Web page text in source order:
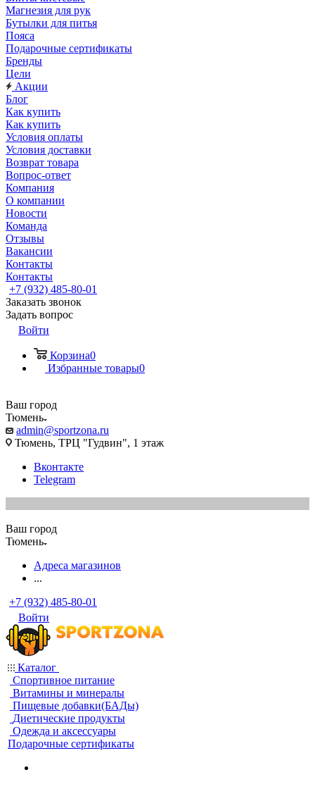
Магнезия для рук
Бутылки для питья
Пояса
Подарочные сертификаты
Бренды
Цели
Акции
Блог
Как купить
Как купить
Условия оплаты
Условия доставки
Возврат товара
Вопрос-ответ
Компания
О компании
Новости
Команда
Отзывы
Вакансии
Контакты
Контакты
+7 (932) 485-80-01
Заказать звонок
Задать вопрос
Войти
Корзина0
Избранные товары0
Ваш город
Тюмень
admin@sportzona.ru
Тюмень, ТРЦ "Гудвин", 1 этаж
Вконтакте
Telegram
Ваш город
Тюмень
Адреса магазинов
...
+7 (932) 485-80-01
Войти
Каталог
Спортивное питание
Витамины и минералы
Пищевые добавки(БАДы)
Диетические продукты
Одежда и аксессуары
Подарочные сертификаты